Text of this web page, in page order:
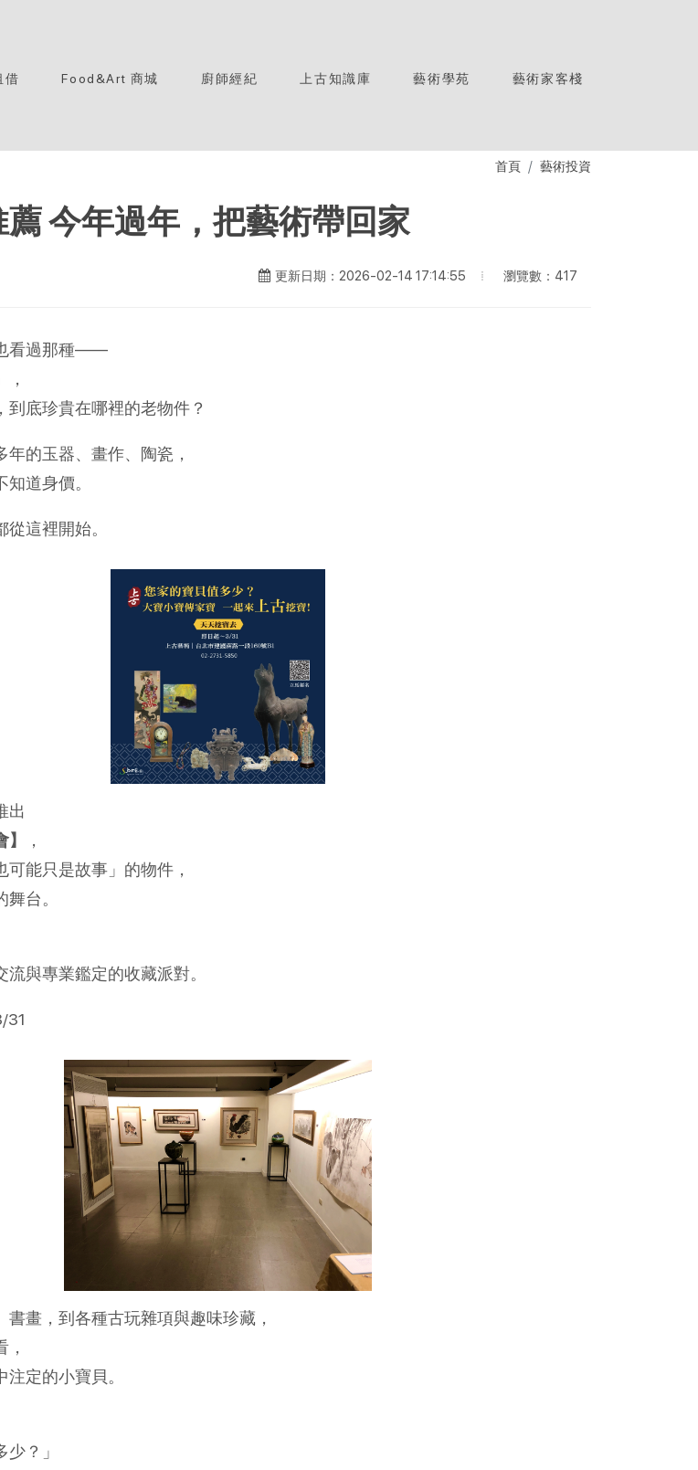
借 Food&Art 商城 廚師經紀 上古知識庫 藝術學苑 藝術家客棧
首頁 藝術投資
今年過年，把藝術帶回家
更新日期：2026-02-14 17:14:55 瀏覽數：417
看過那種——
到底珍貴在哪裡的老物件？
的玉器、畫作、陶瓷，
道身價。
這裡開始。
出
，
能只是故事」的物件，
台。
與專業鑑定的收藏派對。
31
畫，到各種古玩雜項與趣味珍藏，
定的小寶貝。
少？」